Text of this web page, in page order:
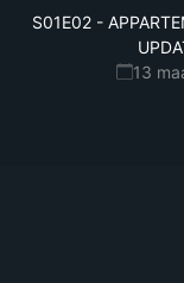
S01E02 -
13